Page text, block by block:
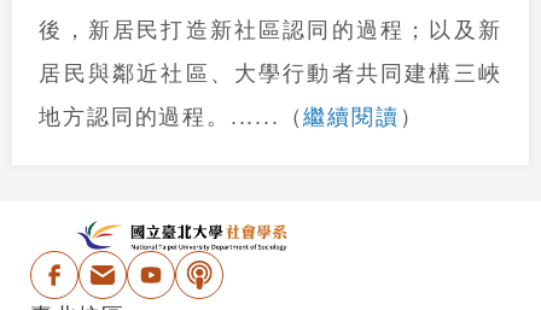
後，新居民打造新社區認同的過程；以及新
居民與鄰近社區、大學行動者共同建構三峽
地方認同的過程。 ...... （繼續閱讀 ）
Facebook
電子信箱YoutubePodcast